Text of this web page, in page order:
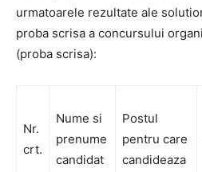
urmatoarele rezultate ale
proba scrisa a concursului
(proba scrisa):
Nr.
crt.
Nume si
prenume
candidat
Postul
pentru care
candideaza